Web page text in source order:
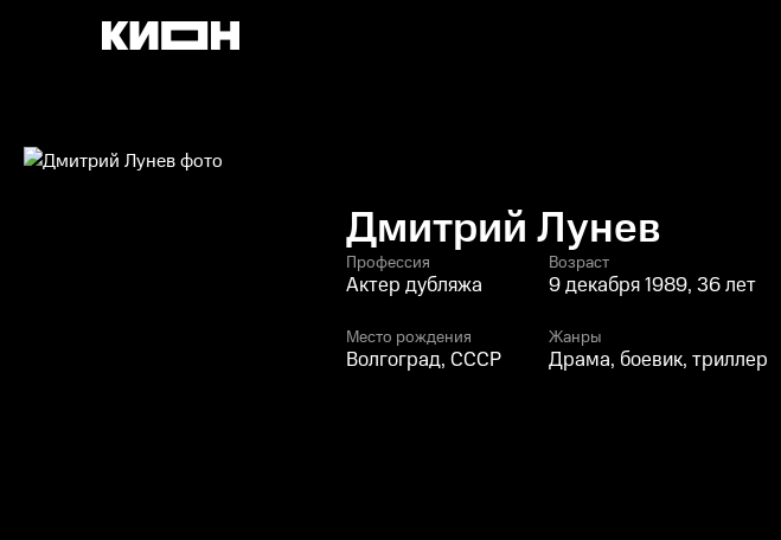
Дмитрий Лунев
Профессия
Актер дубляжа
Возраст
9 декабря 1989, 36 лет
Место рождения
Волгоград, СССР
Жанры
Драма, боевик, триллер